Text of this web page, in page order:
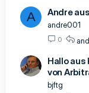
A Andre
andre001
0
Hallo aus
von
bjftg